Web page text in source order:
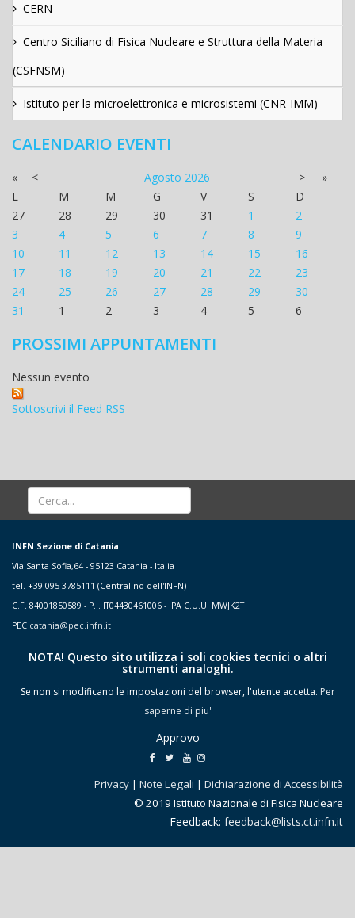
CERN
Centro Siciliano di Fisica Nucleare e Struttura della Materia
(CSFNSM)
Istituto per la microelettronica e microsistemi (CNR-IMM)
CALENDARIO EVENTI
« < Agosto 2026 >
»
L
M M G V S
D
27
28 29 30 31 1
2
3
4 5 6 7 8
9
10
11 12 13 14 15
16
17
18 19 20 21 22
23
24
25 26 27 28 29
30
31
1 2 3 4 5 6
PROSSIMI APPUNTAMENTI
Nessun evento
Sottoscrivi il Feed RSS
INFN Sezione di Catania
Via Santa Sofia,64 - 95123 Catania - Italia
tel. +39 095 3785111 (Centralino dell'INFN)
C.F. 84001850589 - P.I. IT04430461006 - IPA C.U.U. MWJK2T
PEC catania@pec.infn.it
NOTA! Questo sito utilizza i soli cookies tecnici o altri
strumenti analoghi.
Se non si modificano le impostazioni del browser, l'utente accetta. Per
saperne di piu'
Approvo
Privacy | Note Legali | Dichiarazione di Accessibilità
© 2019 Istituto Nazionale di Fisica Nucleare
Feedback: feedback@lists.ct.infn.it